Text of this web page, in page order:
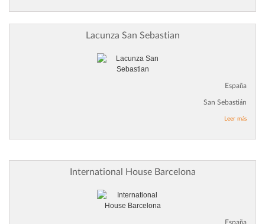
Lacunza San Sebastian
España
San Sebastián
Leer más
International House Barcelona
España